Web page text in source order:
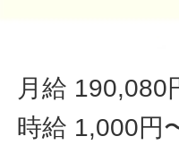
月給 190,080
時給 1,000円